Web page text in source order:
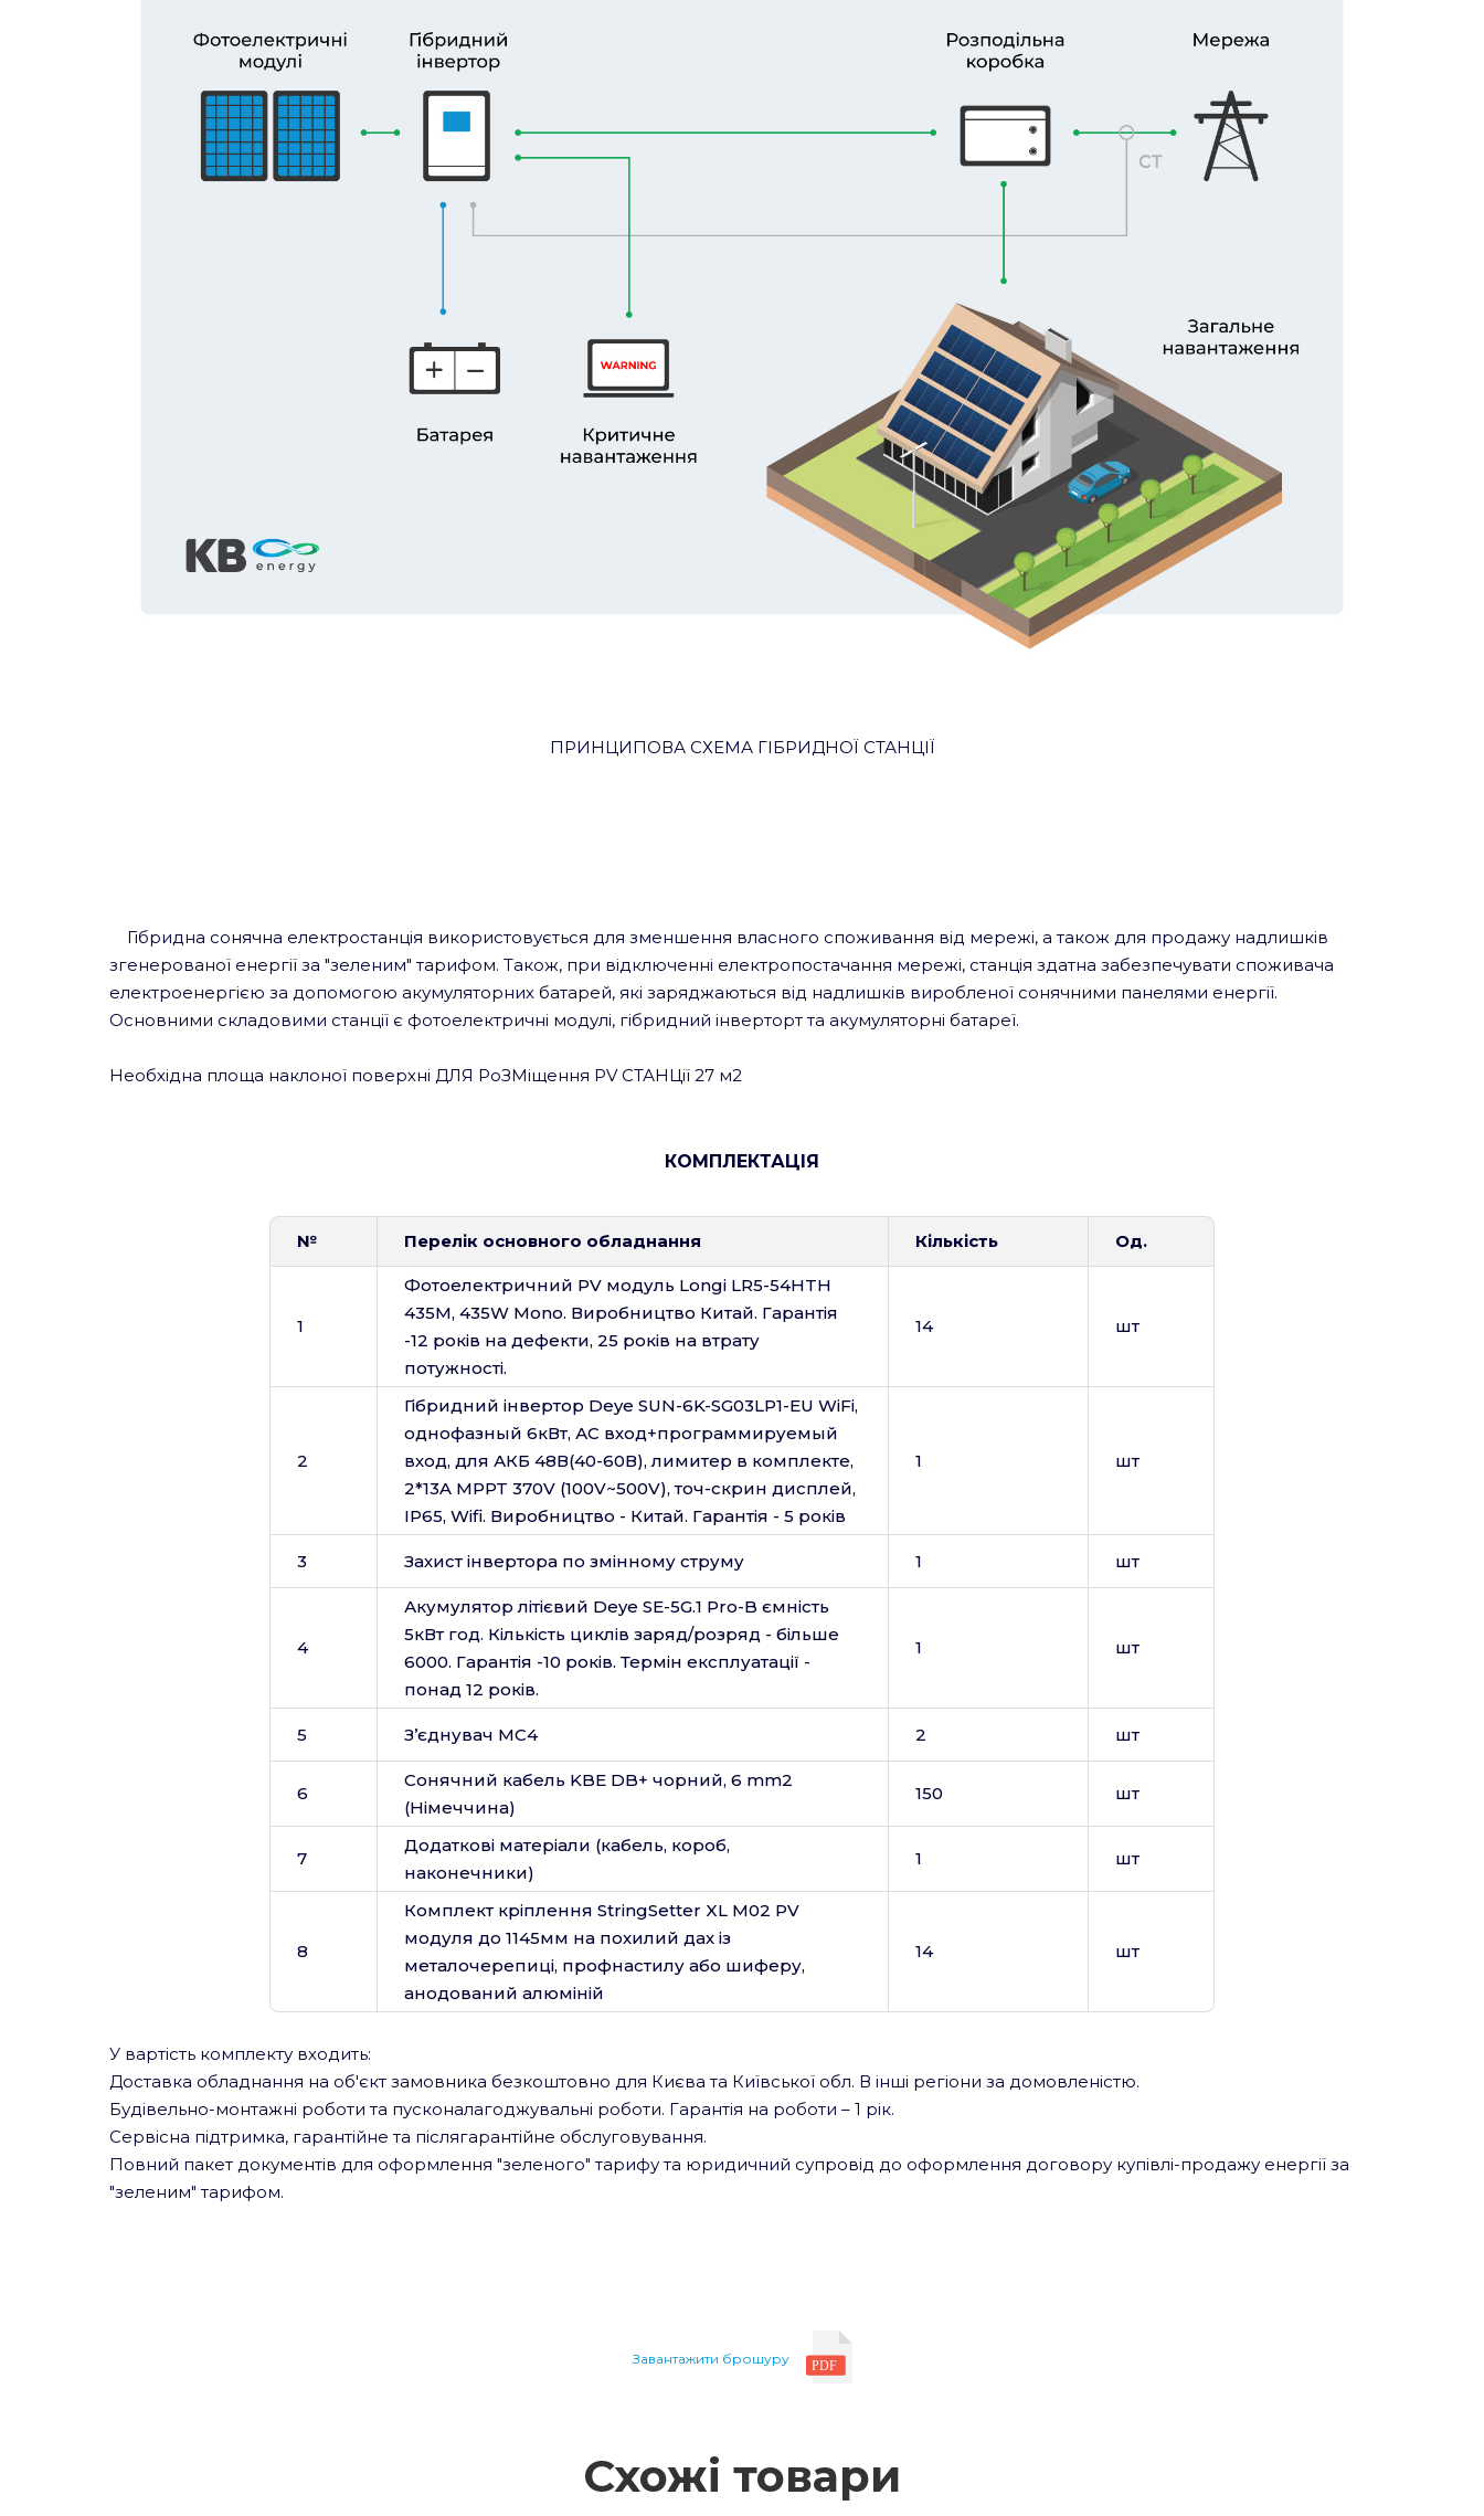
ПРИНЦИПОВА СХЕМА ГІБРИДНОЇ СТАНЦІЇ
Гібридна сонячна електростанція використовується для зменшення власного споживання від мережі, а також для продажу надлишків
згенерованої енергії за "зеленим" тарифом. Також, при відключенні електропостачання мережі, станція здатна забезпечувати споживача
електроенергією за допомогою акумуляторних батарей, які заряджаються від надлишків виробленої сонячними панелями енергії.
Основними складовими станції є фотоелектричні модулі, гібридний інверторт та акумуляторні батареї.
Необхідна площа наклоної поверхні ДЛЯ РоЗМіщення PV СТАНЦії 27 м2
КОМПЛЕКТАЦІЯ
№ Перелік основного обладнання Кількість Од.
1
Фотоелектричний PV модуль Longi LR5-54HTH
435M, 435W Mono. Виробництво Китай. Гарантія
-12 років на дефекти, 25 років на втрату
потужності.
14 шт
2
Гібридний інвертор Deye SUN-6K-SG03LP1-EU WiFi,
однофазный 6кВт, АС вход+программируемый
вход, для АКБ 48В(40-60В), лимитер в комплекте,
2*13A MPPT 370V (100V~500V), точ-скрин дисплей,
IP65, Wifi. Виробництво - Китай. Гарантія - 5 років
1 шт
3 Захист інвертора по змінному струму 1 шт
4
Акумулятор літієвий Deye SE-5G.1 Pro-B ємність
5кВт год. Кількість циклів заряд/розряд - більше
6000. Гарантія -10 років. Термін експлуатації -
понад 12 років.
1 шт
5 З’єднувач МС4 2 шт
6
Сонячний кабель KBE DB+ чорний, 6 mm2
(Німеччина)
150 шт
7
Додаткові матеріали (кабель, короб,
наконечники)
1 шт
8
Комплект кріплення StringSetter XL M02 PV
модуля до 1145мм на похилий дах із
металочерепиці, профнастилу або шиферу,
анодований алюміній
14 шт
У вартість комплекту входить:
Доставка обладнання на об'єкт замовника безкоштовно для Києва та Київської обл. В інші регіони за домовленістю.
Будівельно-монтажні роботи та пусконалагоджувальні роботи. Гарантія на роботи – 1 рік.
Сервісна підтримка, гарантійне та післягарантійне обслуговування.
Повний пакет документів для оформлення "зеленого" тарифу та юридичний супровід до оформлення договору купівлі-продажу енергії за
"зеленим" тарифом.
Завантажити брошуру
Схожі товари